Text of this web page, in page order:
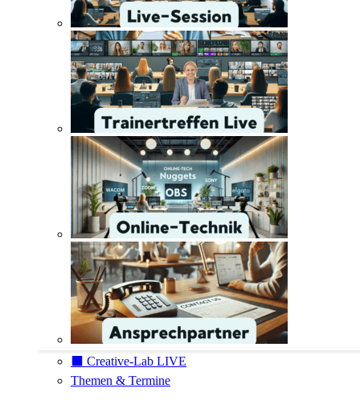
⬛️ Creative-Lab LIVE
Themen & Termine